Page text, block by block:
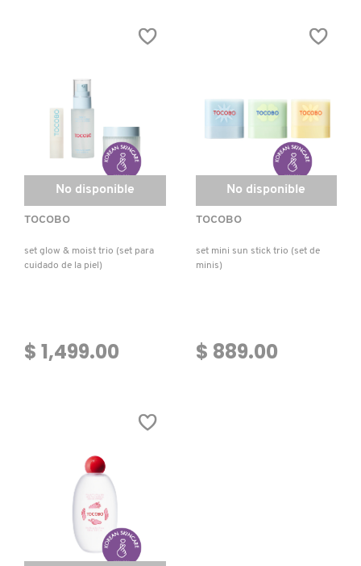
No disponible
TOCOBO
set glow & moist trio (set para
cuidado de la piel)
$ 1,499.00
No disponible
TOCOBO
set mini sun stick trio (set de
minis)
$ 889.00